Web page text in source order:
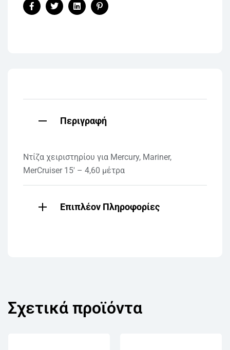
FacebookTwitterLinkedinPinterest
Περιγραφή
Ντίζα χειριστηρίου για Mercury, Mariner,
MerCruiser 15′ – 4,60 μέτρα
Επιπλέον Πληροφορίες
Σχετικά προϊόντα